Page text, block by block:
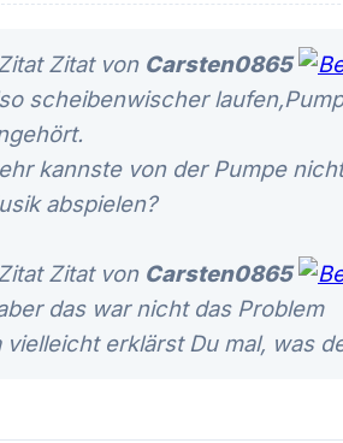
Zitat von Carsten0865
scheibenwischer
kannste von der Pumpe
abspielen?
Zitat von Carsten0865
das war nicht das Problem
vielleicht erklärst Du mal, was